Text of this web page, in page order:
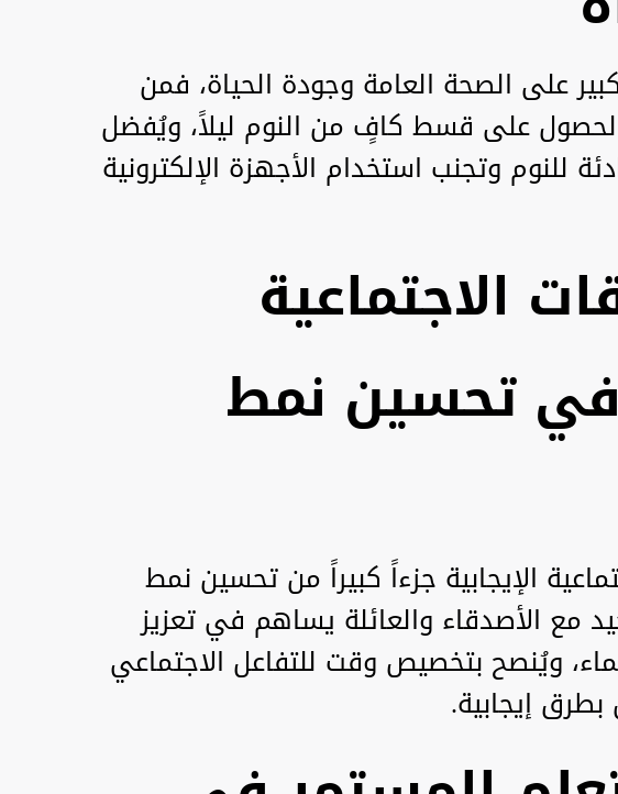
كبير على الصحة العامة وجودة الحياة، فمن
على قسط كافٍ من النوم ليلاً، ويُفضل
للنوم وتجنب استخدام الأجهزة الإلكترونية
الاجتماعية
في تحسين نمط
الإيجابية جزءاً كبيراً من تحسين نمط
مع الأصدقاء والعائلة يساهم في تعزيز
ويُنصح بتخصيص وقت للتفاعل الاجتماعي
إيجابية.